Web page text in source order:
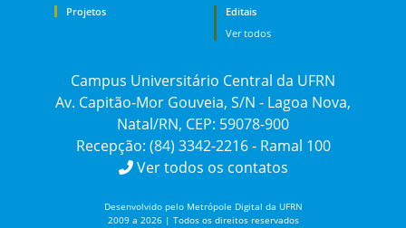
Projetos
Editais
Ver todos
Campus Universitário Central da UFRN
Av. Capitão-Mor Gouveia, S/N - Lagoa Nova,
Natal/RN, CEP: 59078-900
Recepção: (84) 3342-2216 - Ramal 100
Ver todos os contatos
Desenvolvido pelo Metrópole Digital da UFRN
2009 a 2026 | Todos os direitos reservados